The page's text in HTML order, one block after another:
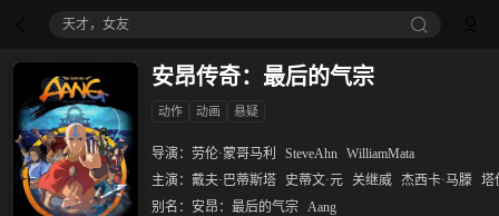
天才，女友
安昂传奇：最后的气宗
动作 动画 悬疑
导演： 劳伦·蒙哥马利 SteveAhn WilliamMata
主演： 戴夫·巴蒂斯塔 史蒂文·元 关继威 杰西卡·马滕 塔
别名： 安昂：最后的气宗 Aang